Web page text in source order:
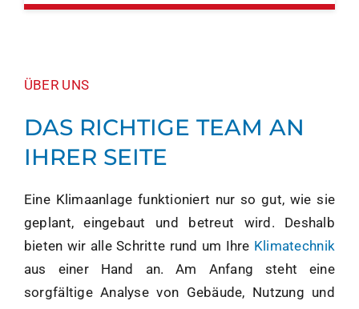
ÜBER UNS
DAS RICHTIGE TEAM AN
IHRER SEITE
Eine Klimaanlage funktioniert nur so gut, wie sie
geplant, eingebaut und betreut wird. Deshalb
bieten wir alle Schritte rund um Ihre Klimatechnik
aus einer Hand an. Am Anfang steht eine
sorgfältige Analyse von Gebäude, Nutzung und